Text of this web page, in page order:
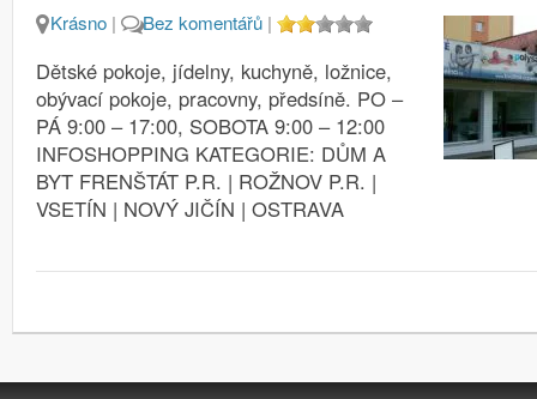
Krásno | Bez komentářů |
Dětské pokoje, jídelny, kuchyně, ložnice,
obývací pokoje, pracovny, předsíně. PO –
PÁ 9:00 – 17:00, SOBOTA 9:00 – 12:00
INFOSHOPPING KATEGORIE: DŮM A
BYT FRENŠTÁT P.R. | ROŽNOV P.R. |
VSETÍN | NOVÝ JIČÍN | OSTRAVA